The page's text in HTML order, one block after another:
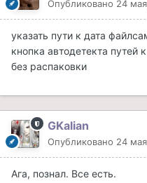
Опубликовано 24
указать пути к дата
кнопка автодетекта путей
без распаковки
GKalian
Опубликовано 24
Ага, познал. Все есть.